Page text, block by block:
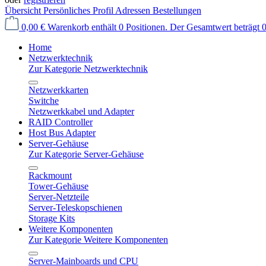
Übersicht Persönliches Profil Adressen Bestellungen
0,00 € Warenkorb enthält 0 Positionen. Der Gesamtwert beträgt
Home
Netzwerktechnik
Zur Kategorie Netzwerktechnik
Netzwerkkarten
Switche
Netzwerkkabel und Adapter
RAID Controller
Host Bus Adapter
Server-Gehäuse
Zur Kategorie Server-Gehäuse
Rackmount
Tower-Gehäuse
Server-Netzteile
Server-Teleskopschienen
Storage Kits
Weitere Komponenten
Zur Kategorie Weitere Komponenten
Server-Mainboards und CPU